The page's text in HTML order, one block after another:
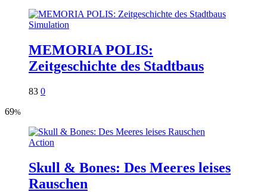
Simulation
MEMORIA POLIS:
Zeitgeschichte des Stadtbaus
83 0
69%
Action
Skull & Bones: Des Meeres leises
Rauschen